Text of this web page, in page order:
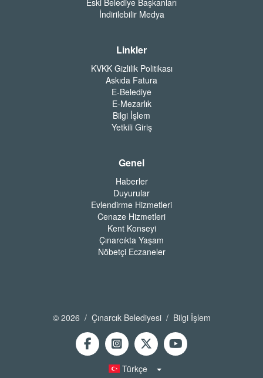
İndirilebilir Medya
Linkler
KVKK Gizlilik Politikası
Askıda Fatura
E-Belediye
E-Mezarlık
Bilgi İşlem
Yetkili Giriş
Genel
Haberler
Duyurular
Evlendirme Hizmetleri
Cenaze Hizmetleri
Kent Konseyi
Çınarcıkta Yaşam
Nöbetçi Eczaneler
© 2026 / Çınarcık Belediyesi / Bilgi İşlem
Türkçe